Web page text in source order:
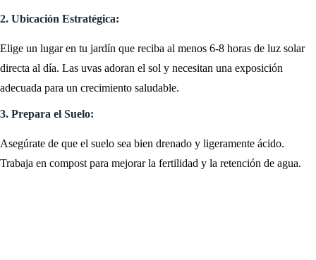
2. Ubicación Estratégica:
Elige un lugar en tu jardín que reciba al menos 6-8 horas de luz solar
directa al día. Las uvas adoran el sol y necesitan una exposición
adecuada para un crecimiento saludable.
3. Prepara el Suelo:
Asegúrate de que el suelo sea bien drenado y ligeramente ácido.
Trabaja en compost para mejorar la fertilidad y la retención de agua.